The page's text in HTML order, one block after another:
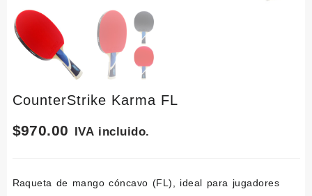
CounterStrike Karma FL
$970.00 IVA incluido.
Raqueta de mango cóncavo (FL), ideal para jugadores